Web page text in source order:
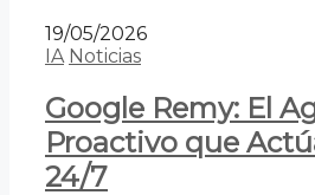
19/05/2026
IA Noticias
Google Remy: El
Proactivo que
24/7